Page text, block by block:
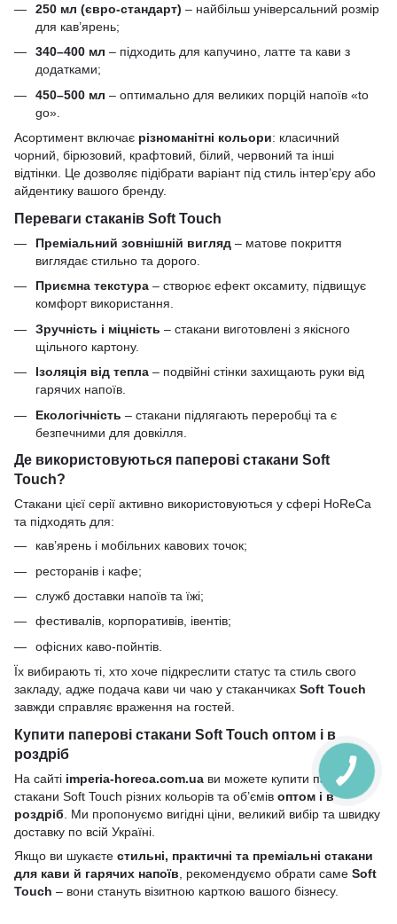
250 мл (євро-стандарт) – найбільш універсальний розмір
для кав’ярень;
340–400 мл – підходить для капучино, латте та кави з
додатками;
450–500 мл – оптимально для великих порцій напоїв «to
go».
Асортимент включає різноманітні кольори: класичний
чорний, бірюзовий, крафтовий, білий, червоний та інші
відтінки. Це дозволяє підібрати варіант під стиль інтер’єру або
айдентику вашого бренду.
Переваги стаканів Soft Touch
Преміальний зовнішній вигляд – матове покриття
виглядає стильно та дорого.
Приємна текстура – створює ефект оксамиту, підвищує
комфорт використання.
Зручність і міцність – стакани виготовлені з якісного
щільного картону.
Ізоляція від тепла – подвійні стінки захищають руки від
гарячих напоїв.
Екологічність – стакани підлягають переробці та є
безпечними для довкілля.
Де використовуються паперові стакани Soft
Touch?
Стакани цієї серії активно використовуються у сфері HoReCa
та підходять для:
кав’ярень і мобільних кавових точок;
ресторанів і кафе;
служб доставки напоїв та їжі;
фестивалів, корпоративів, івентів;
офісних каво-пойнтів.
Їх вибирають ті, хто хоче підкреслити статус та стиль свого
закладу, адже подача кави чи чаю у стаканчиках Soft Touch
завжди справляє враження на гостей.
Купити паперові стакани Soft Touch оптом і в
роздріб
На сайті imperia-horeca.com.ua ви можете купити паперові
стакани Soft Touch різних кольорів та об’ємів оптом і в
роздріб . Ми пропонуємо вигідні ціни, великий вибір та швидку
доставку по всій Україні.
Якщо ви шукаєте стильні, практичні та преміальні стакани
для кави й гарячих напоїв , рекомендуємо обрати саме Soft
Touch – вони стануть візитною карткою вашого бізнесу.